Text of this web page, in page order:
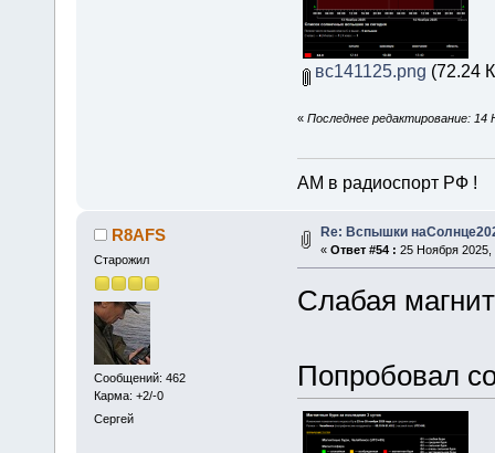
вс141125.png (72.24
« Последнее редактирование: 14
АМ в радиоспорт РФ !
R8AFS
Старожил
Сообщений: 462
Карма: +2/-0
Сергей
Re: Вспышки
« Ответ #54 : 25 Ноября 2025,
Слабая
Попробовал